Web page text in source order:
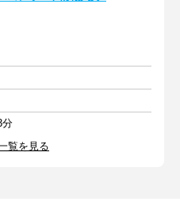
分
覧を見る